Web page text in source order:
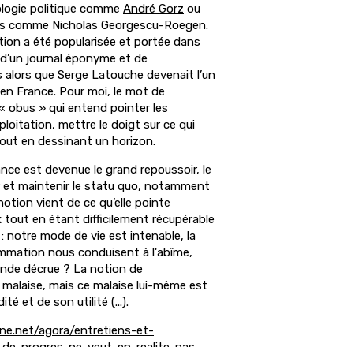
politique comme André Gorz ou
Nicholas Georgescu-Roegen.
a été popularisée et portée dans
journal éponyme et de
alors que Serge Latouche devenait l’un
France. Pour moi, le mot de
obus » qui entend pointer les
mettre le doigt sur ce qui
en dessinant un horizon.
est devenue le grand repoussoir, le
et maintenir le statu quo, notamment
vient de ce qu’elle pointe
tout en étant difficilement récupérable
notre mode de vie est intenable, la
nous conduisent à l'abîme,
décrue ? La notion de
mais ce malaise lui-même est
et de son utilité (...).
agora/entretiens-et-